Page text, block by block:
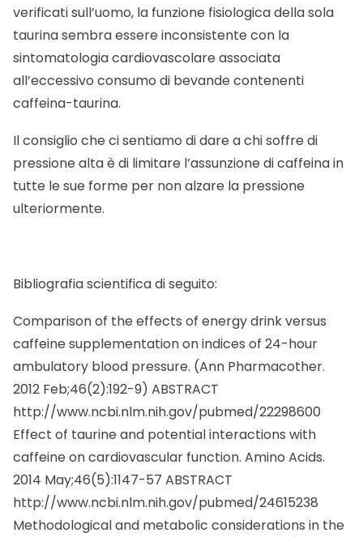
verificati sull’uomo, la funzione fisiologica della sola
taurina sembra essere inconsistente con la
sintomatologia cardiovascolare associata
all’eccessivo consumo di bevande contenenti
caffeina-taurina.
Il consiglio che ci sentiamo di dare a chi soffre di
pressione altaè di limitare l’assunzione di caffeina in
tutte le sue forme per non alzare la pressione
ulteriormente.
Bibliografia scientifica di seguito:
Comparison of the effects of energy drink versus
caffeine supplementation on indices of 24-hour
ambulatory blood pressure. (Ann Pharmacother.
2012 Feb;46(2):192-9) ABSTRACT
http://www.ncbi.nlm.nih.gov/pubmed/22298600
Effect of taurine and potential interactions with
caffeine on cardiovascular function. Amino Acids.
2014 May;46(5):1147-57 ABSTRACT
http://www.ncbi.nlm.nih.gov/pubmed/24615238
Methodological and metabolic considerations in the